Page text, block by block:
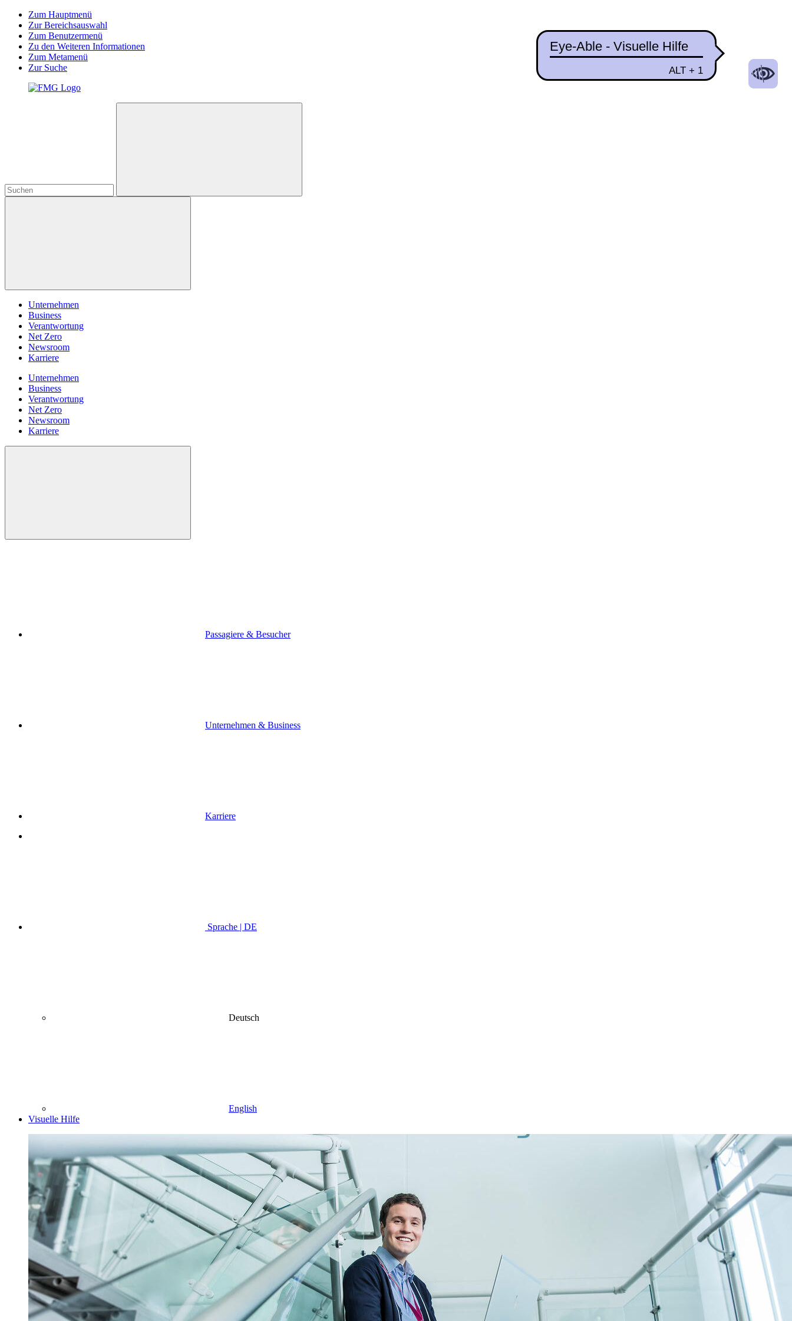
Zum Hauptmenü
Zur Bereichsauswahl
Zum Benutzermenü
Zu den Weiteren Informationen
Zum Metamenü
Zur Suche
Unternehmen
Business
Verantwortung
Net Zero
Newsroom
Karriere
Unternehmen
Business
Verantwortung
Net Zero
Newsroom
Karriere
Passagiere & Besucher
Unternehmen & Business
Karriere
Sprache | DE
Deutsch
English
Visuelle Hilfe